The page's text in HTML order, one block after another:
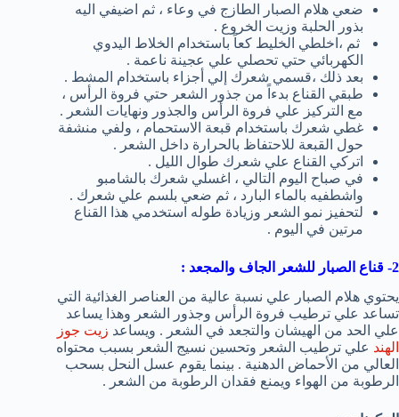
ضعي هلام الصبار الطازج في وعاء ، ثم اضيفي اليه
بذور الحلبة وزيت الخروع .
ثم ،اخلطي الخليط كعاً باستخدام الخلاط اليدوي
الكهربائي حتي تحصلي علي عجينة ناعمة .
بعد ذلك ،قسمي شعرك إلي أجزاء باستخدام المشط .
طبقي القناع بدءاً من جذور الشعر حتي فروة الرأس ،
مع التركيز علي فروة الرأس والجذور ونهايات الشعر .
غطي شعرك باستخدام قبعة الاستحمام ، ولفي منشفة
حول القبعة للاحتفاظ بالحرارة داخل الشعر .
اتركي القناع علي شعرك طوال الليل .
في صباح اليوم التالي ، اغسلي شعرك بالشامبو
واشطفيه بالماء البارد ، ثم ضعي بلسم علي شعرك .
لتحفيز نمو الشعر وزيادة طوله استخدمي هذا القناع
مرتين في اليوم .
2- قناع الصبار للشعر الجاف والمجعد :
يحتوي هلام الصبار علي نسبة عالية من العناصر الغذائية التي
تساعد علي ترطيب فروة الرأس وجذور الشعر وهذا يساعد
علي الحد من الهيشان والتجعد في الشعر . ويساعد زيت جوز
الهند علي ترطيب الشعر وتحسين نسيج الشعر بسبب محتواه
العالي من الأحماض الدهنية . بينما يقوم عسل النحل بسحب
الرطوبة من الهواء ويمنع فقدان الرطوبة من الشعر .